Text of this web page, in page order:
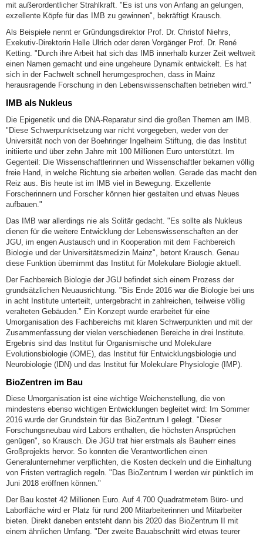
mit außerordentlicher Strahlkraft. "Es ist uns von Anfang an gelungen,
exzellente Köpfe für das IMB zu gewinnen", bekräftigt Krausch.
Als Beispiele nennt er Gründungsdirektor Prof. Dr. Christof Niehrs,
Exekutiv-Direktorin Helle Ulrich oder deren Vorgänger Prof. Dr. René
Ketting. "Durch ihre Arbeit hat sich das IMB innerhalb kurzer Zeit weltweit
einen Namen gemacht und eine ungeheure Dynamik entwickelt. Es hat
sich in der Fachwelt schnell herumgesprochen, dass in Mainz
herausragende Forschung in den Lebenswissenschaften betrieben wird."
IMB als Nukleus
Die Epigenetik und die DNA-Reparatur sind die großen Themen am IMB.
"Diese Schwerpunktsetzung war nicht vorgegeben, weder von der
Universität noch von der Boehringer Ingelheim Stiftung, die das Institut
initiierte und über zehn Jahre mit 100 Millionen Euro unterstützt. Im
Gegenteil: Die Wissenschaftlerinnen und Wissenschaftler bekamen völlig
freie Hand, in welche Richtung sie arbeiten wollen. Gerade das macht den
Reiz aus. Bis heute ist im IMB viel in Bewegung. Exzellente
Forscherinnern und Forscher können hier gestalten und etwas Neues
aufbauen."
Das IMB war allerdings nie als Solitär gedacht. "Es sollte als Nukleus
dienen für die weitere Entwicklung der Lebenswissenschaften an der
JGU, im engen Austausch und in Kooperation mit dem Fachbereich
Biologie und der Universitätsmedizin Mainz", betont Krausch. Genau
diese Funktion übernimmt das Institut für Molekulare Biologie aktuell.
Der Fachbereich Biologie der JGU befindet sich einem Prozess der
grundsätzlichen Neuausrichtung. "Bis Ende 2016 war die Biologie bei uns
in acht Institute unterteilt, untergebracht in zahlreichen, teilweise völlig
veralteten Gebäuden." Ein Konzept wurde erarbeitet für eine
Umorganisation des Fachbereichs mit klaren Schwerpunkten und mit der
Zusammenfassung der vielen verschiedenen Bereiche in drei Institute.
Ergebnis sind das Institut für Organismische und Molekulare
Evolutionsbiologie (iOME), das Institut für Entwicklungsbiologie und
Neurobiologie (IDN) und das Institut für Molekulare Physiologie (IMP).
BioZentren im Bau
Diese Umorganisation ist eine wichtige Weichenstellung, die von
mindestens ebenso wichtigen Entwicklungen begleitet wird: Im Sommer
2016 wurde der Grundstein für das BioZentrum I gelegt. "Dieser
Forschungsneubau wird Labors enthalten, die höchsten Ansprüchen
genügen", so Krausch. Die JGU trat hier erstmals als Bauherr eines
Großprojekts hervor. So konnten die Verantwortlichen einen
Generalunternehmer verpflichten, die Kosten deckeln und die Einhaltung
von Fristen vertraglich regeln. "Das BioZentrum I werden wir pünktlich im
Juni 2018 eröffnen können."
Der Bau kostet 42 Millionen Euro. Auf 4.700 Quadratmetern Büro- und
Laborfläche wird er Platz für rund 200 Mitarbeiterinnen und Mitarbeiter
bieten. Direkt daneben entsteht dann bis 2020 das BioZentrum II mit
einem ähnlichen Umfang. "Der zweite Bauabschnitt wird etwas teurer